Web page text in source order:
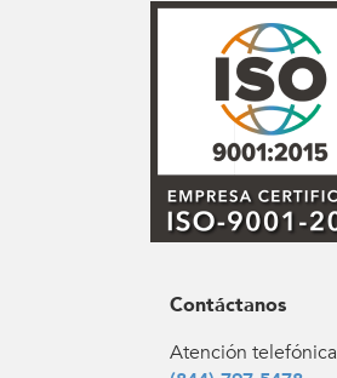
Contáctanos
Atención telefónica